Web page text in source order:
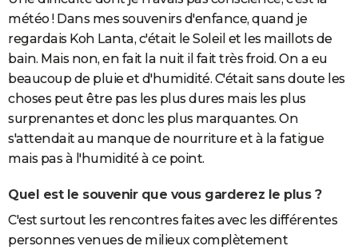
météo ! Dans mes souvenirs d'enfance, quand je
regardais Koh Lanta, c'était le Soleil et les maillots de
bain. Mais non, en fait la nuit il fait très froid. On a eu
beaucoup de pluie et d'humidité. C'était sans doute les
choses peut être pas les plus dures mais les plus
surprenantes et donc les plus marquantes. On
s'attendait au manque de nourriture et à la fatigue
mais pas à l'humidité à ce point.
Quel est le souvenir que vous garderez le plus ?
C'est surtout les rencontres faites avec les différentes
personnes venues de milieux complètement